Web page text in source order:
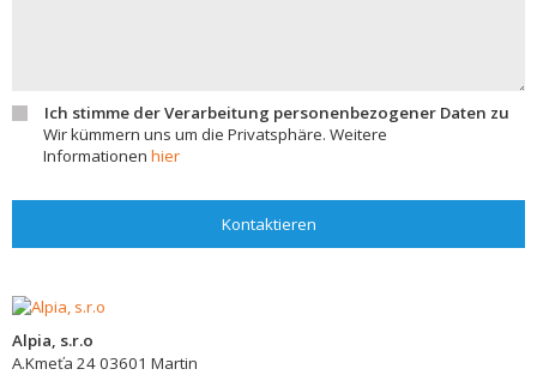
Ich stimme der Verarbeitung personenbezogener Daten zu
Wir kümmern uns um die Privatsphäre. Weitere
Informationen hier
Kontaktieren
Alpia, s.r.o
A.Kmeťa 2403601 Martin